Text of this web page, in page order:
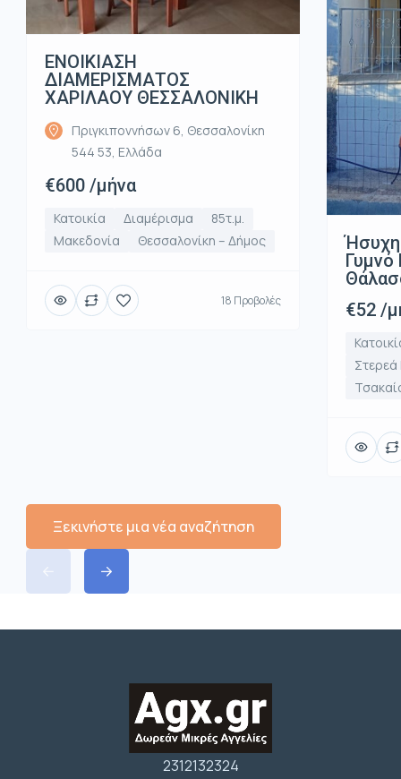
ΕΝΟΙΚΙΑΣΗ
ΔΙΑΜΕΡΙΣΜΑΤΟΣ
ΧΑΡΙΛΑΟΥ ΘΕΣΣΑΛΟΝΙΚΗ
Πριγκιποννήσων 6, Θεσσαλονίκη
544 53, Ελλάδα
€600 /μήνα
Κατοικία Διαμέρισμα
85τ.μ.
Μακεδονία
Θεσσαλονίκη – Δήμος
18 Προβολές
Γυμνό
€52 /
Ξεκινήστε μια νέα αναζήτηση
2312132324